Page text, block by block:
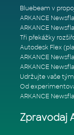
ARKANCE
ARKANCE
ARKANCE
ARKANCE
ARKANCE
Zpravodaj